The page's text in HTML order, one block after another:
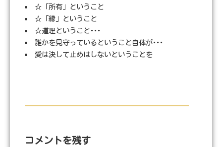
☆「所有」ということ
☆「縁」ということ
☆道理ということ･･･
誰かを見守っているということ自体が･･･
愛は決して止めはしないということを
コメントを残す